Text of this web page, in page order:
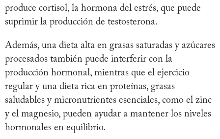
produce cortisol, la hormona del estrés, que puede
suprimir la producción de testosterona.
Además, una dieta alta en grasas saturadas y azúcares
procesados también puede interferir con la
producción hormonal, mientras que el ejercicio
regular y una dieta rica en proteínas, grasas
saludables y micronutrientes esenciales, como el zinc
y el magnesio, pueden ayudar a mantener los niveles
hormonales en equilibrio.